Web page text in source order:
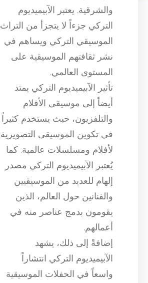
والشرقية. يعتبر الآبيميديوم
التركي جزءاً لا يتجزأ من التراث
الموسيقي التركي ويساهم في
نشر ثقافتهم الموسيقية على
المستوى العالمي.
تأثير الآبيميديوم التركي يمتد
أيضاً إلى موسيقى الأفلام
والتلفزيون، حيث يستخدم كثيراً
في تكوين الموسيقى التصويرية
لأفلام ومسلسلات عالمية. كما
يُعتبر الآبيميديوم التركي مصدر
إلهام للعديد من الموسيقيين
والفنانين حول العالم، الذين
يقومون بدمج عناصر منه في
أعمالهم.
إضافةً إلى ذلك، يشهد
الآبيميديوم التركي انتشاراً
واسعاً في الحفلات الموسيقية